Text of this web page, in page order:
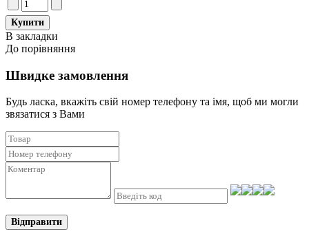
В закладки
До порівняння
Швидке замовлення
Будь ласка, вкажіть свій номер телефону та iмя, щоб ми могли
звязатися з Вами
Відправити